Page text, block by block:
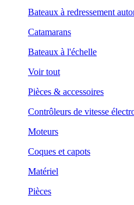
Bateaux à redressement
Catamarans
Bateaux à l'échelle
Voir tout
Pièces & accessoires
Contrôleurs de vitesse
Moteurs
Coques et capots
Matériel
Pièces